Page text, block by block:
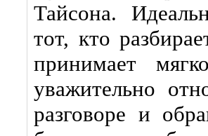
Тайсона.
тот, кто
принимает
уважительно
разговоре и